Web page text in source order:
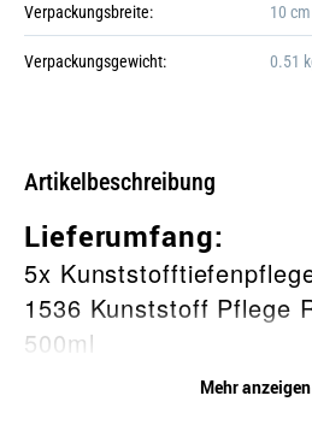
Verpackungsbreite: 10 cm
Verpackungsgewicht: 0.51
Artikelbeschreibung
Lieferumfang:
5x
1536 Kunststoff Pflege
500ml
Mehr anzeigen